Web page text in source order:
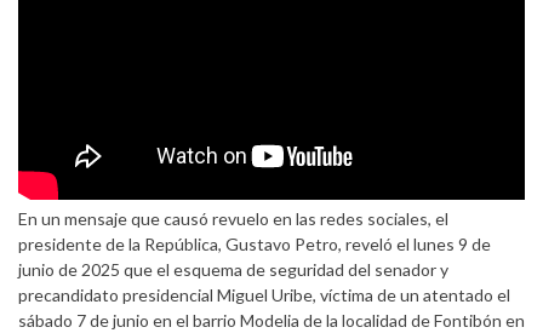
En un mensaje que causó revuelo en las redes sociales, el
presidente de la República, Gustavo Petro, reveló el lunes 9 de
junio de 2025 que el esquema de seguridad del senador y
precandidato presidencial Miguel Uribe, víctima de un atentado el
sábado 7 de junio en el barrio Modelia de la localidad de Fontibón en